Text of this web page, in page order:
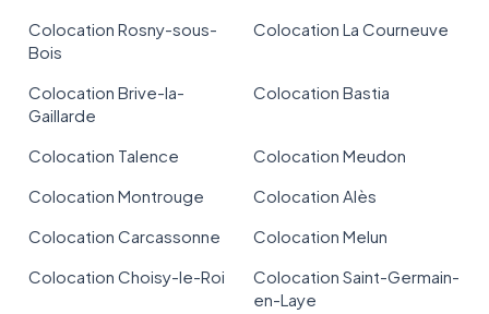
Colocation Rosny-sous-
Bois
Colocation La Courneuve
Colocation Brive-la-
Gaillarde
Colocation Bastia
Colocation Talence
Colocation Meudon
Colocation Montrouge
Colocation Alès
Colocation Carcassonne
Colocation Melun
Colocation Choisy-le-Roi
Colocation Saint-Germain-
en-Laye